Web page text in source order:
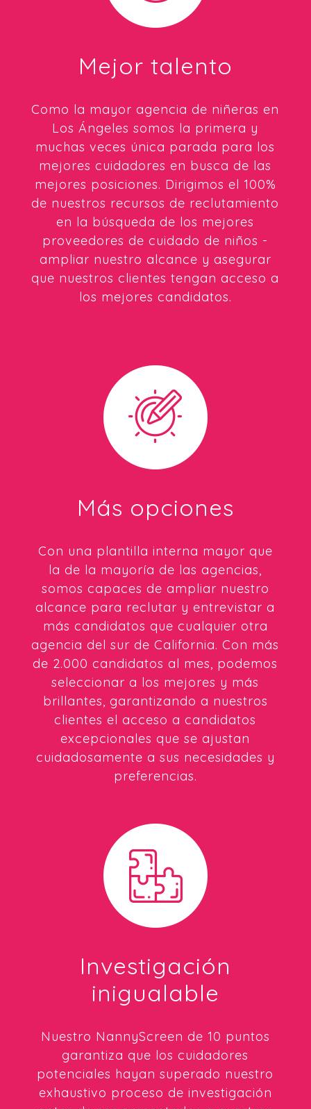
Mejor talento
Como la mayor agencia de niñeras en
Los Ángeles somos la primera y
muchas veces única parada para los
mejores cuidadores en busca de las
mejores posiciones. Dirigimos el 100%
de nuestros recursos de reclutamiento
en la búsqueda de los mejores
proveedores de cuidado de niños -
ampliar nuestro alcance y asegurar
que nuestros clientes tengan acceso a
los mejores candidatos.
Más opciones
Con una plantilla interna mayor que
la de la mayoría de las agencias,
somos capaces de ampliar nuestro
alcance para reclutar y entrevistar a
más candidatos que cualquier otra
agencia del sur de California. Con más
de 2.000 candidatos al mes, podemos
seleccionar a los mejores y más
brillantes, garantizando a nuestros
clientes el acceso a candidatos
excepcionales que se ajustan
cuidadosamente a sus necesidades y
preferencias.
Investigación
inigualable
Nuestro NannyScreen de 10 puntos
garantiza que los cuidadores
potenciales hayan superado nuestro
exhaustivo proceso de investigación